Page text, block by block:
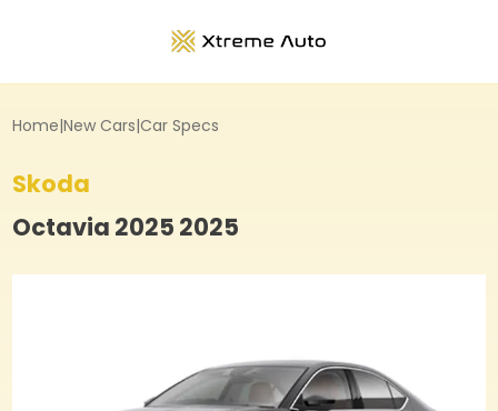
Home|New Cars|Car Specs
Skoda
Octavia 2025 2025